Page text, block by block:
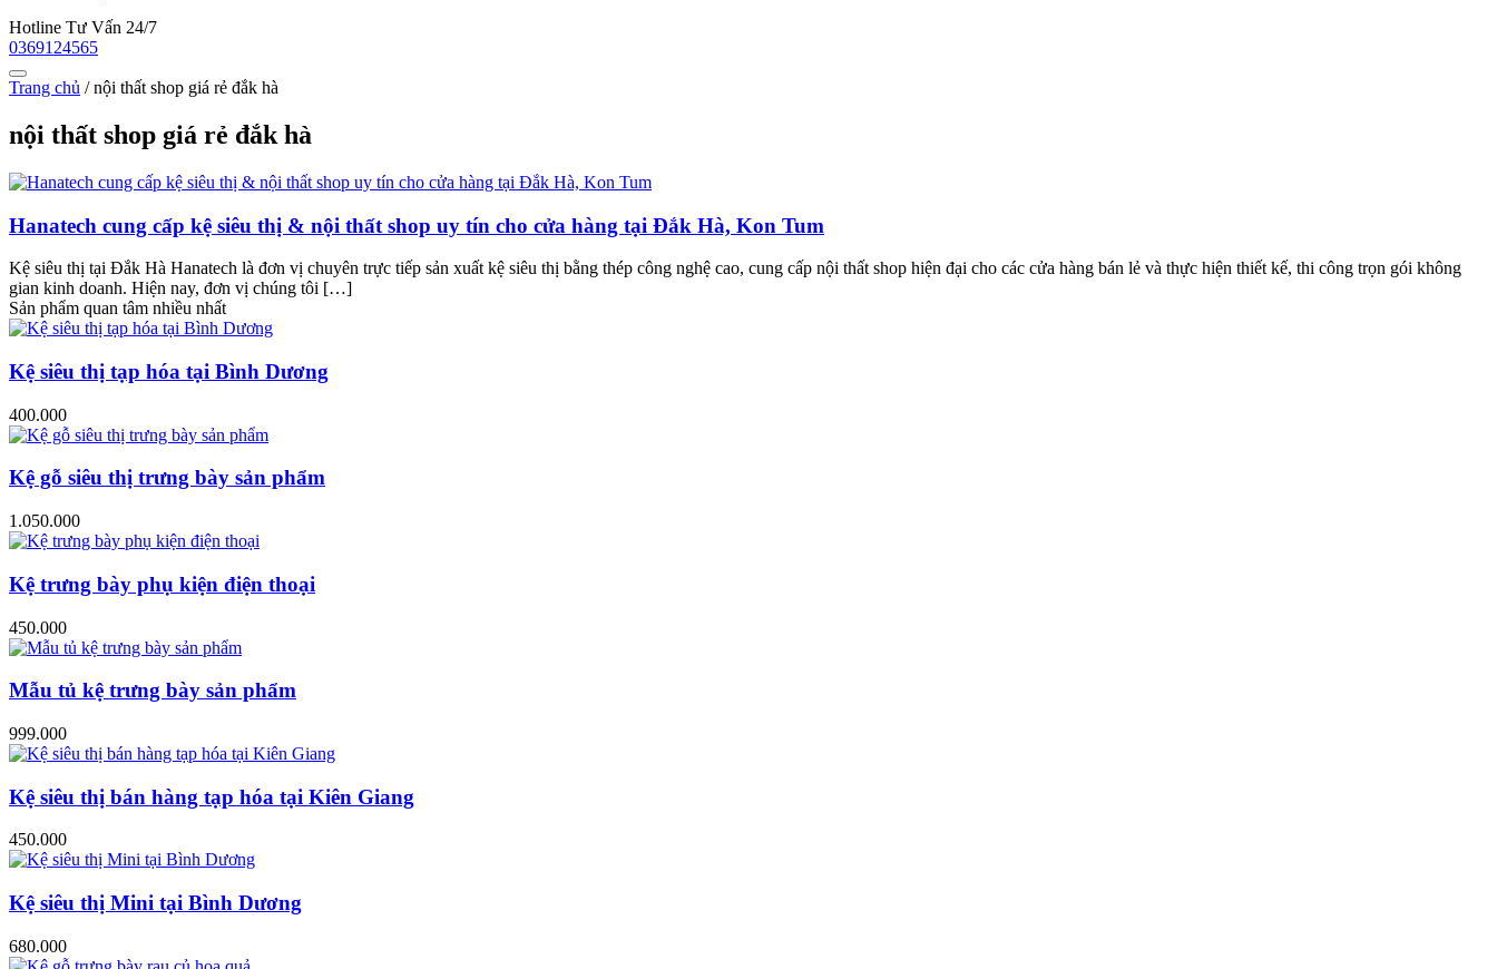
Hotline Tư Vấn 24/7
0369124565
Trang chủ /nội thất shop giá rẻ đắk hà
nội thất shop giá rẻ đắk hà
Hanatech cung cấp kệ siêu thị & nội thất shop uy tín cho cửa hàng tại Đắk Hà, Kon Tum
Kệ siêu thị tại Đắk Hà Hanatech là đơn vị chuyên trực tiếp sản xuất kệ siêu thị bằng thép công nghệ cao, cung cấp nội thất shop hiện đại cho các cửa hàng bán lẻ và thực hiện thiết kế, thi công trọn gói không
gian kinh doanh. Hiện nay, đơn vị chúng tôi […]
Sản phẩm quan tâm nhiều nhất
Kệ siêu thị tạp hóa tại Bình Dương
400.000
Kệ gỗ siêu thị trưng bày sản phẩm
1.050.000
Kệ trưng bày phụ kiện điện thoại
450.000
Mẫu tủ kệ trưng bày sản phẩm
999.000
Kệ siêu thị bán hàng tạp hóa tại Kiên Giang
450.000
Kệ siêu thị Mini tại Bình Dương
680.000